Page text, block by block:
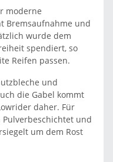
moderne
Bremsaufnahme und
wurde dem
spendiert, so
Reifen passen.
und
die Gabel kommt
daher. Für
und
um dem Rost